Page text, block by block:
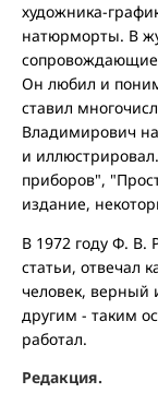
художника-
натюрморты. В
Он любил и
ставил
Владимирович
и
приборов",
издание,
В 1972 году Ф. В.
статьи, отвечал
человек, верный
другим - таким
работал.
Редакция.